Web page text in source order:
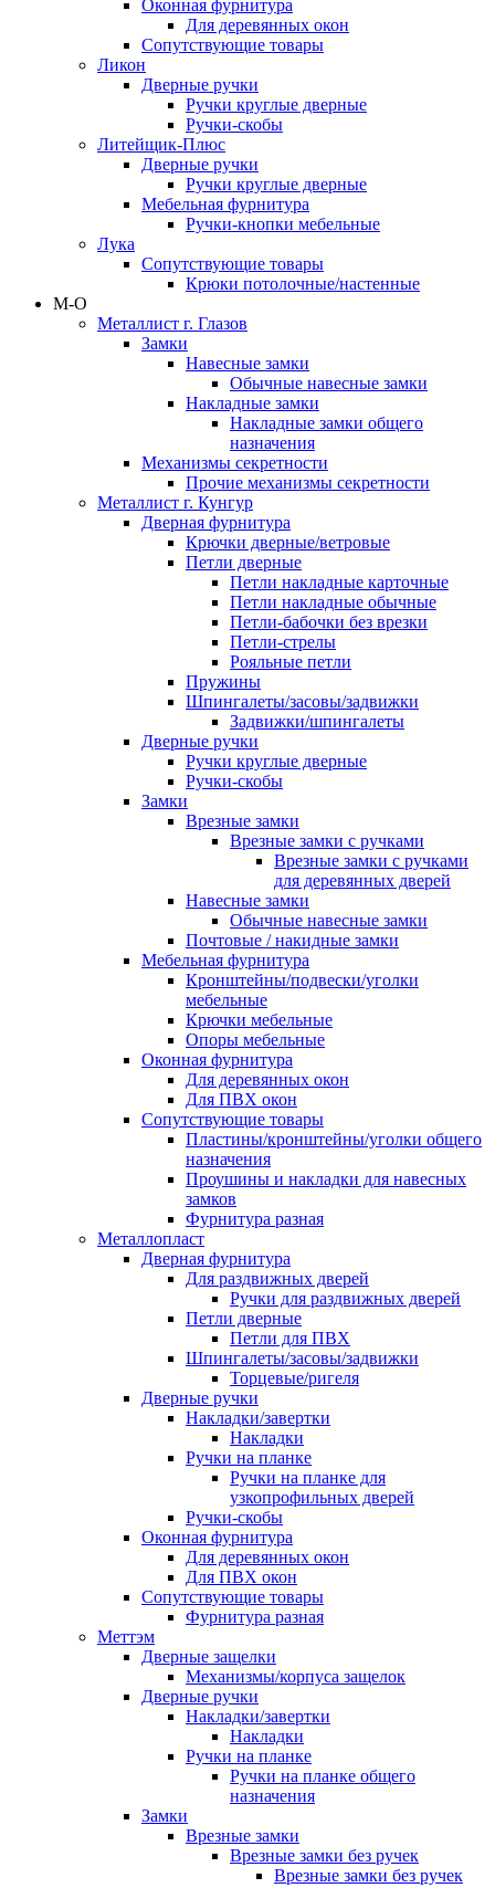
Оконная фурнитура
Для деревянных окон
Сопутствующие товары
Ликон
Дверные ручки
Ручки круглые дверные
Ручки-скобы
Литейщик-Плюс
Дверные ручки
Ручки круглые дверные
Мебельная фурнитура
Ручки-кнопки мебельные
Лука
Сопутствующие товары
Крюки потолочные/настенные
М-О
Металлист г. Глазов
Замки
Навесные замки
Обычные навесные замки
Накладные замки
Накладные замки общего
назначения
Механизмы секретности
Прочие механизмы секретности
Металлист г. Кунгур
Дверная фурнитура
Крючки дверные/ветровые
Петли дверные
Петли накладные карточные
Петли накладные обычные
Петли-бабочки без врезки
Петли-стрелы
Рояльные петли
Пружины
Шпингалеты/засовы/задвижки
Задвижки/шпингалеты
Дверные ручки
Ручки круглые дверные
Ручки-скобы
Замки
Врезные замки
Врезные замки с ручками
Врезные замки с ручками
для деревянных дверей
Навесные замки
Обычные навесные замки
Почтовые / накидные замки
Мебельная фурнитура
Кронштейны/подвески/уголки
мебельные
Крючки мебельные
Опоры мебельные
Оконная фурнитура
Для деревянных окон
Для ПВХ окон
Сопутствующие товары
Пластины/кронштейны/уголки общего
назначения
Проушины и накладки для навесных
замков
Фурнитура разная
Металлопласт
Дверная фурнитура
Для раздвижных дверей
Ручки для раздвижных дверей
Петли дверные
Петли для ПВХ
Шпингалеты/засовы/задвижки
Торцевые/ригеля
Дверные ручки
Накладки/завертки
Накладки
Ручки на планке
Ручки на планке для
узкопрофильных дверей
Ручки-скобы
Оконная фурнитура
Для деревянных окон
Для ПВХ окон
Сопутствующие товары
Фурнитура разная
Меттэм
Дверные защелки
Механизмы/корпуса защелок
Дверные ручки
Накладки/завертки
Накладки
Ручки на планке
Ручки на планке общего
назначения
Замки
Врезные замки
Врезные замки без ручек
Врезные замки без ручек